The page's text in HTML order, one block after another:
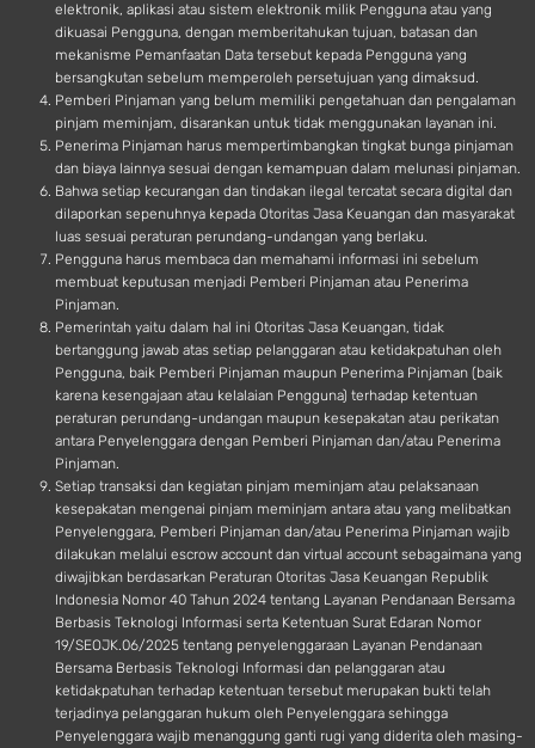
elektronik, aplikasi atau sistem elektronik milik Pengguna atau yang
dikuasai Pengguna, dengan memberitahukan tujuan, batasan dan
mekanisme Pemanfaatan Data tersebut kepada Pengguna yang
bersangkutan sebelum memperoleh persetujuan yang dimaksud.
Pemberi Pinjaman yang belum memiliki pengetahuan dan pengalaman
pinjam meminjam, disarankan untuk tidak menggunakan layanan ini.
Penerima Pinjaman harus mempertimbangkan tingkat bunga pinjaman
dan biaya lainnya sesuai dengan kemampuan dalam melunasi pinjaman.
Bahwa setiap kecurangan dan tindakan ilegal tercatat secara digital dan
dilaporkan sepenuhnya kepada Otoritas Jasa Keuangan dan masyarakat
luas sesuai peraturan perundang-undangan yang berlaku.
Pengguna harus membaca dan memahami informasi ini sebelum
membuat keputusan menjadi Pemberi Pinjaman atau Penerima
Pinjaman.
Pemerintah yaitu dalam hal ini Otoritas Jasa Keuangan, tidak
bertanggung jawab atas setiap pelanggaran atau ketidakpatuhan oleh
Pengguna, baik Pemberi Pinjaman maupun Penerima Pinjaman (baik
karena kesengajaan atau kelalaian Pengguna) terhadap ketentuan
peraturan perundang-undangan maupun kesepakatan atau perikatan
antara Penyelenggara dengan Pemberi Pinjaman dan/atau Penerima
Pinjaman.
Setiap transaksi dan kegiatan pinjam meminjam atau pelaksanaan
kesepakatan mengenai pinjam meminjam antara atau yang melibatkan
Penyelenggara, Pemberi Pinjaman dan/atau Penerima Pinjaman wajib
dilakukan melalui escrow account dan virtual account sebagaimana yang
diwajibkan berdasarkan Peraturan Otoritas Jasa Keuangan Republik
Indonesia Nomor 40 Tahun 2024 tentang Layanan Pendanaan Bersama
Berbasis Teknologi Informasi serta Ketentuan Surat Edaran Nomor
19/SEOJK.06/2025 tentang penyelenggaraan Layanan Pendanaan
Bersama Berbasis Teknologi Informasi dan pelanggaran atau
ketidakpatuhan terhadap ketentuan tersebut merupakan bukti telah
terjadinya pelanggaran hukum oleh Penyelenggara sehingga
Penyelenggara wajib menanggung ganti rugi yang diderita oleh masing-